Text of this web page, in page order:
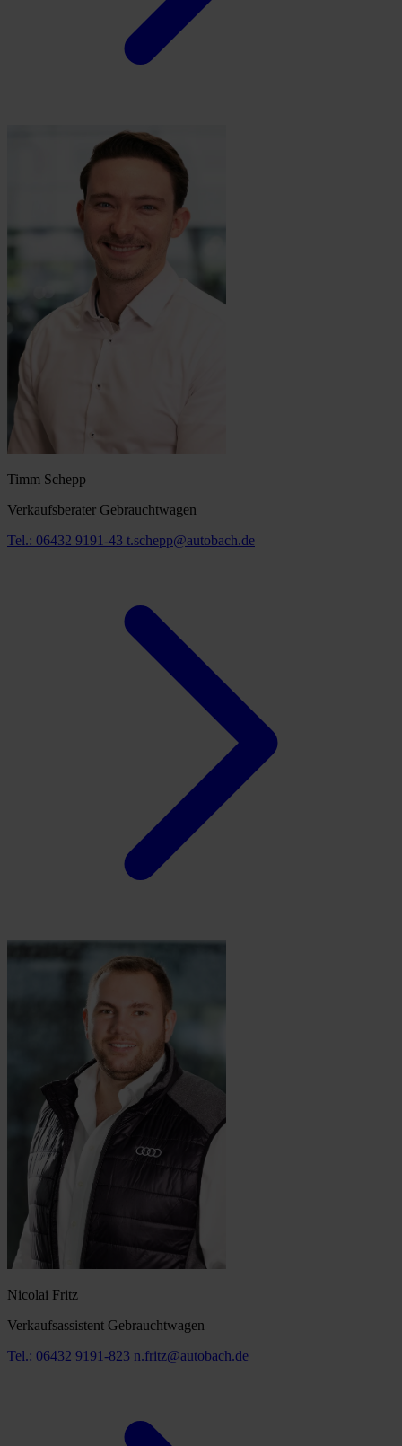
Timm Schepp
Verkaufsberater Gebrauchtwagen
Tel.: 06432 9191-43 t.schepp@autobach.de
Nicolai Fritz
Verkaufsassistent Gebrauchtwagen
Tel.: 06432 9191-823 n.fritz@autobach.de